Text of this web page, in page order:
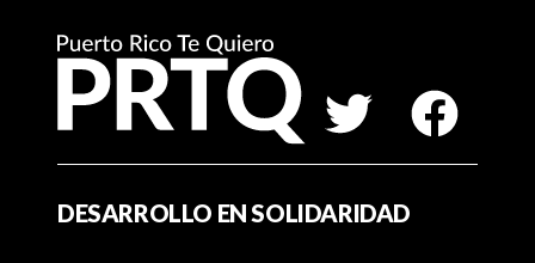
DESARROLLO EN SOLIDARIDAD